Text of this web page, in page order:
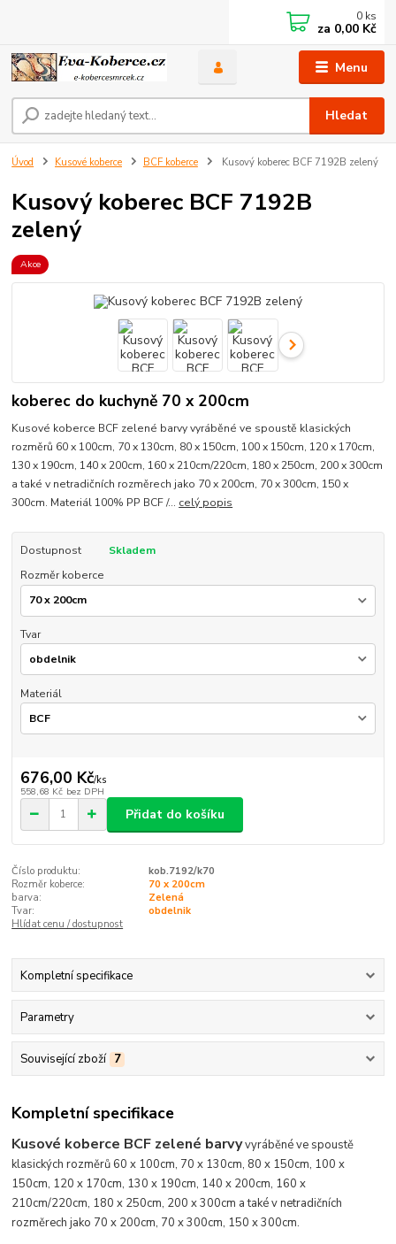
Menu
Hledat
0 ks
za 0,00 Kč
Úvod Kusové koberce BCF koberce Kusový koberec BCF 7192B zelený
Kusový koberec BCF 7192B
zelený
Akce
koberec do kuchyně 70 x 200cm
Kusové koberce BCF zelené barvy vyráběné ve spoustě klasických
rozměrů 60 x 100cm, 70 x 130cm, 80 x 150cm, 100 x 150cm, 120 x 170cm,
130 x 190cm, 140 x 200cm, 160 x 210cm/220cm, 180 x 250cm, 200 x 300cm
a také v netradičních rozměrech jako 70 x 200cm, 70 x 300cm, 150 x
300cm. Materiál 100% PP BCF /... celý popis
Dostupnost
Skladem
Rozměr koberce
Tvar
Materiál
676,00 Kč/ks
558,68 Kč bez DPH
Přidat do košíku
Číslo produktu:
kob.7192/k70
Rozměr koberce:
70 x 200cm
barva:
Zelená
Tvar:
obdelnik
Hlídat cenu / dostupnost
Kompletní specifikace
Parametry
Související zboží 7
Kompletní specifikace
Kusové koberce BCF zelené barvyvyráběné ve spoustě
klasických rozměrů 60 x 100cm, 70 x 130cm, 80 x 150cm, 100 x
150cm, 120 x 170cm, 130 x 190cm, 140 x 200cm, 160 x
210cm/220cm, 180 x 250cm, 200 x 300cm a také v netradičních
rozměrech jako 70 x 200cm, 70 x 300cm, 150 x 300cm.